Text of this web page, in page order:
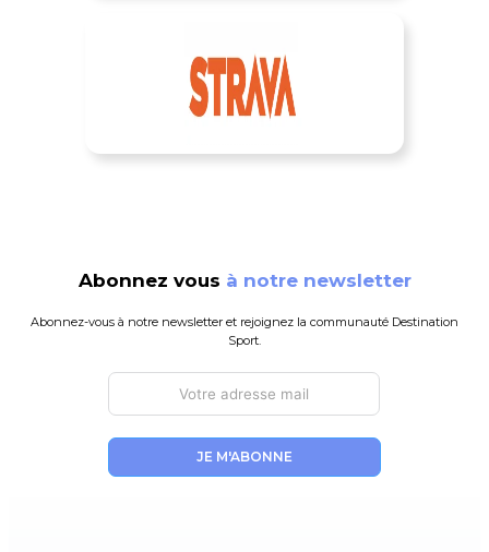
Abonnez vous à notre newsletter
Abonnez-vous à notre newsletter et rejoignez la communauté Destination
Sport.
JE M'ABONNE